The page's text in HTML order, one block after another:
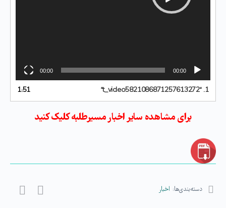
00:00
00:00
1.
“t_video5821086871257613272”
1:51
برای مشاهده سایر اخبار مسیرطلبه کلیک کنید
دسته‌بندی‌ها: اخبار